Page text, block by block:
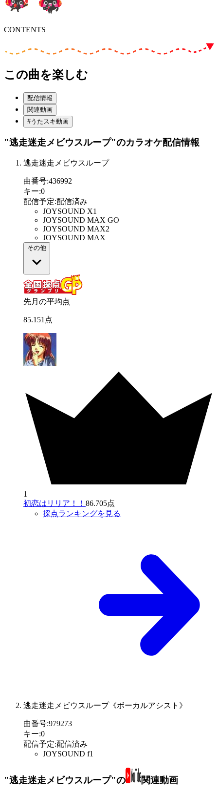
CONTENTS
この曲を楽しむ
配信情報
関連動画
#うたスキ動画
"逃走迷走メビウスループ"のカラオケ配信情報
逃走迷走メビウスループ
曲番号:436992
キー:0
配信予定:配信済み
JOYSOUND X1
JOYSOUND MAX GO
JOYSOUND MAX2
JOYSOUND MAX
その他
先月の平均点
85.151 点
1
初恋はリリア！！ 86.705点
採点ランキングを見る
逃走迷走メビウスループ《ボーカルアシスト》
曲番号:979273
キー:0
配信予定:配信済み
JOYSOUND f1
"逃走迷走メビウスループ"の 関連動画